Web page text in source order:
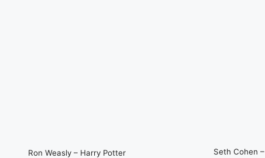
Ron Weasly – Harry Potter Seth Cohen